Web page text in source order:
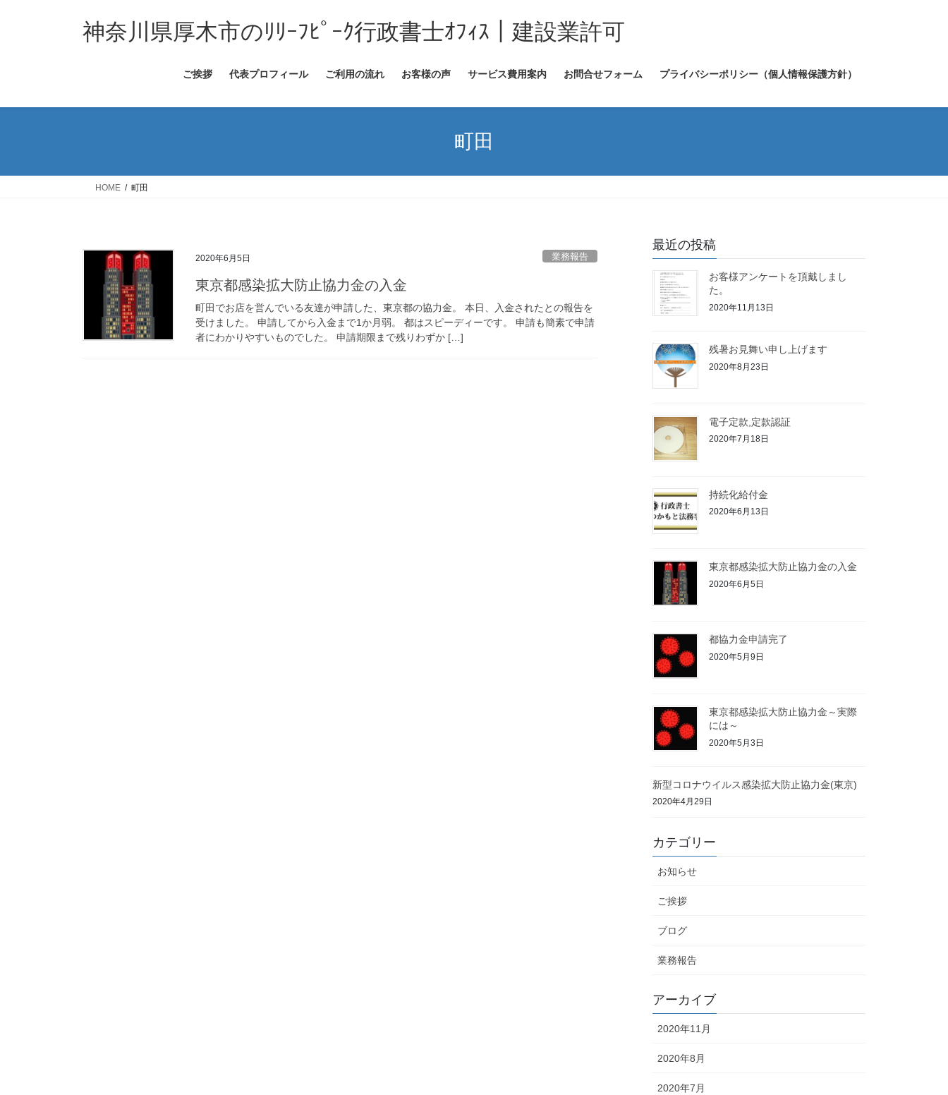
ス
ン
神奈川県厚木市のﾘﾘｰﾌﾋﾟｰｸ行政書士ｵﾌｨｽ｜建設業許可
ご挨拶 代表プロフィール ご利用の流れ お客様の声 サービス費用案内 お問合せフォーム プライバシーポリシー（個人情報保護方針）
町田
HOME 町田
2020年6月5日 業務報告
東京都感染拡大防止協力金の入金
町田でお店を営んでいる友達が申請した、東京都の協力金。 本日、入金されたとの報告を
受けました。 申請してから入金まで1か月弱。 都はスピーディーです。 申請も簡素で申請
者にわかりやすいものでした。 申請期限まで残りわずか […]
最近の投稿
お客様アンケートを頂戴しまし
た。
2020年11月13日
残暑お見舞い申し上げます
2020年8月23日
電子定款,定款認証
2020年7月18日
持続化給付金
2020年6月13日
東京都感染拡大防止協力金の入金
2020年6月5日
都協力金申請完了
2020年5月9日
東京都感染拡大防止協力金～実際
には～
2020年5月3日
新型コロナウイルス感染拡大防止協力金(東京)
2020年4月29日
カテゴリー
お知らせ
ご挨拶
ブログ
業務報告
アーカイブ
2020年11月
2020年8月
2020年7月